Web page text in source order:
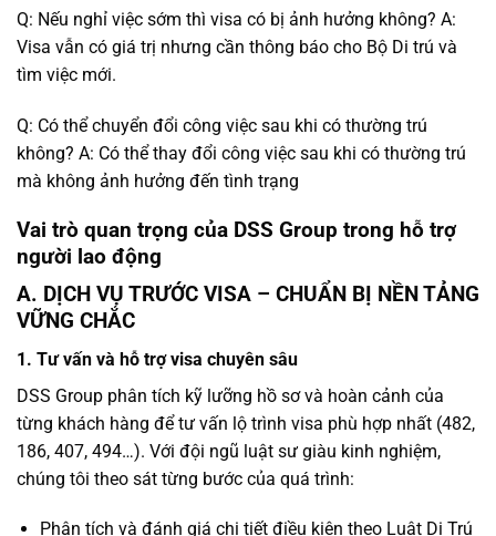
Q: Nếu nghỉ việc sớm thì visa có bị ảnh hưởng không? A:
Visa vẫn có giá trị nhưng cần thông báo cho Bộ Di trú và
tìm việc mới.
Q: Có thể chuyển đổi công việc sau khi có thường trú
không? A: Có thể thay đổi công việc sau khi có thường trú
mà không ảnh hưởng đến tình trạng
Vai trò quan trọng của DSS Group trong hỗ trợ
người lao động
A. DỊCH VỤ TRƯỚC VISA – CHUẨN BỊ NỀN TẢNG
VỮNG CHẮC
1. Tư vấn và hỗ trợ visa chuyên sâu
DSS Group phân tích kỹ lưỡng hồ sơ và hoàn cảnh của
từng khách hàng để tư vấn lộ trình visa phù hợp nhất (482,
186, 407, 494…). Với đội ngũ luật sư giàu kinh nghiệm,
chúng tôi theo sát từng bước của quá trình:
Phân tích và đánh giá chi tiết điều kiện theo Luật Di Trú